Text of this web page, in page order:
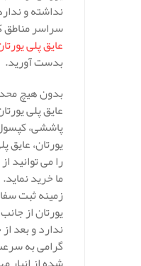
نداشته و
سراسر مناطق
عایق پلی
بدست آورید.
بدون هیچ
عایق پلی
پاششی،
یورتان، عایق
را می توانید
ما خرید
زمینه ثبت
یورتان از
ندارد و بعد
گرامی به